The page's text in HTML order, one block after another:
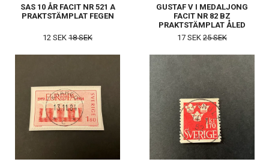
SAS 10 ÅR FACIT NR 521 A
PRAKTSTÄMPLAT FEGEN
12 SEK 18 SEK
GUSTAF V I MEDALJONG
FACIT NR 82 BZ
PRAKTSTÄMPLAT ÅLED
17 SEK 25 SEK